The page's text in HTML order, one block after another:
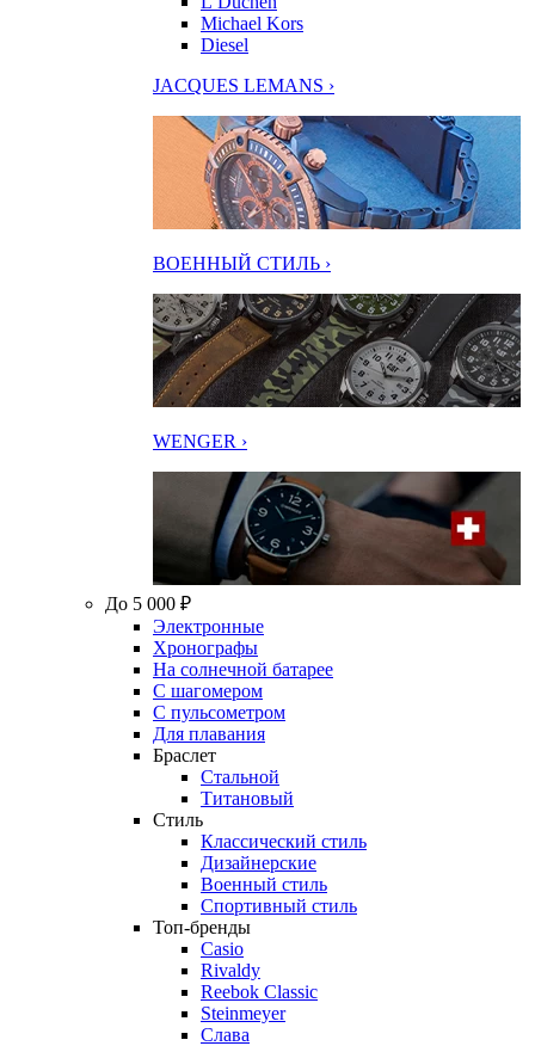
Michael Kors
Diesel
JACQUES LEMANS ›
ВОЕННЫЙ СТИЛЬ ›
WENGER ›
До 5 000 ₽
Электронные
Хронографы
На солнечной батарее
С шагомером
С пульсометром
Для плавания
Браслет
Стальной
Титановый
Стиль
Классический стиль
Дизайнерские
Военный стиль
Спортивный стиль
Топ-бренды
Casio
Rivaldy
Reebok Classic
Steinmeyer
Слава